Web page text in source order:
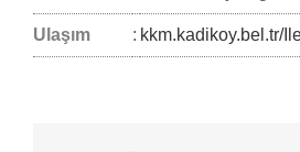
Ulaşım : kkm.kadikoy.bel.tr/